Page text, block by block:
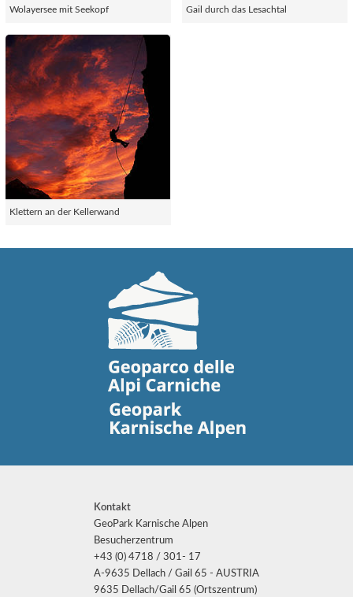
Wolayersee mit Seekopf Gail durch das Lesachtal
Klettern an der Kellerwand
Kontakt
GeoPark Karnische Alpen
Besucherzentrum
+43 (0) 4718 / 301- 17
A-9635 Dellach / Gail 65 - AUSTRIA
9635 Dellach/Gail 65 (Ortszentrum)